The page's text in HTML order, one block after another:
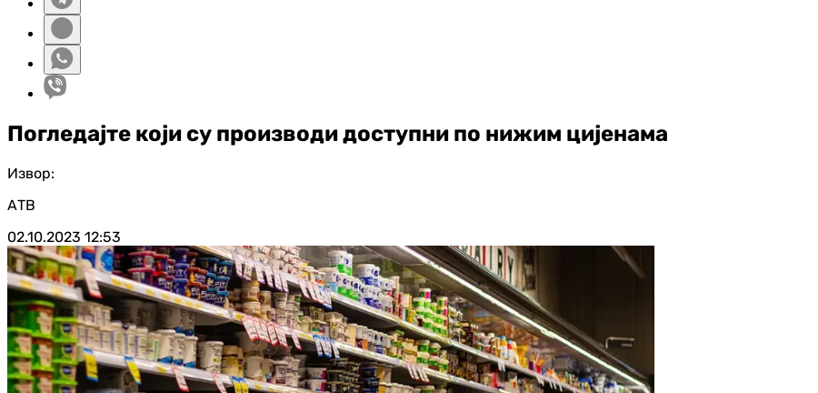
Погледајте који су производи доступни по нижим цијенама
Извор:
АТВ
02.10.2023 12:53